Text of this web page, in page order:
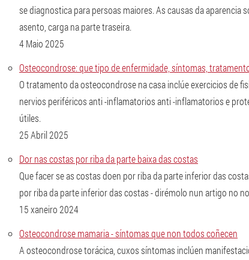
se diagnostica para persoas maiores. As causas da
asento, carga na parte traseira.
4 Maio 2025
Osteocondrose: que tipo de enfermidade, síntomas,
O tratamento da osteocondrose na casa inclúe exercicios de
nervios periféricos anti -inflamatorios anti -inflamatorios e
útiles.
25 Abril 2025
Dor nas costas por riba da parte baixa das costas
Que facer se as costas doen por riba da parte inferior das
por riba da parte inferior das costas - dirémolo nun artigo no
15 xaneiro 2024
Osteocondrose mamaria - síntomas que non todos coñecen
A osteocondrose torácica, cuxos síntomas inclúen